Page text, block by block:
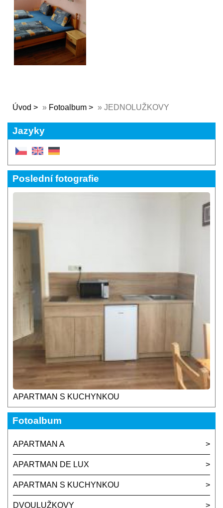
Úvod » Fotoalbum » JEDNOLUŽKOVY
Jazyky
Poslední fotografie
APARTMAN S KUCHYNKOU
Fotoalbum
APARTMAN A
APARTMAN DE LUX
APARTMAN S KUCHYNKOU
DVOULUŽKOVY